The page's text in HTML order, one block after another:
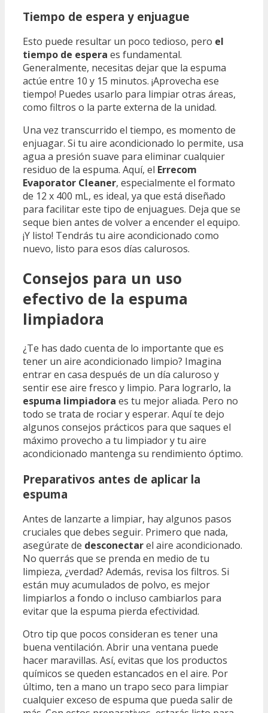
Tiempo de espera y enjuague
Esto puede resultar un poco tedioso, pero el
tiempo de espera es fundamental.
Generalmente, necesitas dejar que la espuma
actúe entre 10 y 15 minutos. ¡Aprovecha ese
tiempo! Puedes usarlo para limpiar otras áreas,
como filtros o la parte externa de la unidad.
Una vez transcurrido el tiempo, es momento de
enjuagar. Si tu aire acondicionado lo permite, usa
agua a presión suave para eliminar cualquier
residuo de la espuma. Aquí, el Errecom
Evaporator Cleaner, especialmente el formato
de 12 x 400 mL, es ideal, ya que está diseñado
para facilitar este tipo de enjuagues. Deja que se
seque bien antes de volver a encender el equipo.
¡Y listo! Tendrás tu aire acondicionado como
nuevo, listo para esos días calurosos.
Consejos para un uso
efectivo de la espuma
limpiadora
¿Te has dado cuenta de lo importante que es
tener un aire acondicionado limpio? Imagina
entrar en casa después de un día caluroso y
sentir ese aire fresco y limpio. Para lograrlo, la
espuma limpiadora es tu mejor aliada. Pero no
todo se trata de rociar y esperar. Aquí te dejo
algunos consejos prácticos para que saques el
máximo provecho a tu limpiador y tu aire
acondicionado mantenga su rendimiento óptimo.
Preparativos antes de aplicar la
espuma
Antes de lanzarte a limpiar, hay algunos pasos
cruciales que debes seguir. Primero que nada,
asegúrate de desconectarel aire acondicionado.
No querrás que se prenda en medio de tu
limpieza, ¿verdad? Además, revisa los filtros. Si
están muy acumulados de polvo, es mejor
limpiarlos a fondo o incluso cambiarlos para
evitar que la espuma pierda efectividad.
Otro tip que pocos consideran es tener una
buena ventilación. Abrir una ventana puede
hacer maravillas. Así, evitas que los productos
químicos se queden estancados en el aire. Por
último, ten a mano un trapo seco para limpiar
cualquier exceso de espuma que pueda salir de